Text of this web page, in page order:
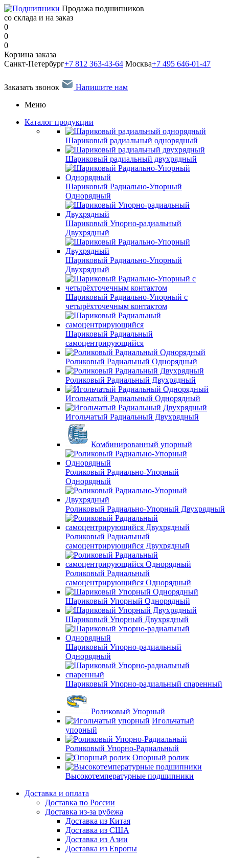
Продажа подшипников
со склада и на заказ
0
0
0
Корзина заказа
Санкт-Петербург+7 812 363-43-64 Москва+7 495 646-01-47
Заказать звонок
Напишите нам
Меню
Каталог продукции
Шариковый радиальный однорядный
Шариковый радиальный двухрядный
Шариковый Радиально-Упорный
Однорядный
Шариковый Упорно-радиальный
Двухрядный
Шариковый Радиально-Упорный
Двухрядный
Шариковый Радиально-Упорный с
четырёхточечным контактом
Шариковый Радиальный
самоцентрирующийся
Роликовый Радиальный Однорядный
Роликовый Радиальный Двухрядный
Игольчатый Радиальный Однорядный
Игольчатый Радиальный Двухрядный
Комбинированный упорный
Роликовый Радиально-Упорный
Однорядный
Роликовый Радиально-Упорный Двухрядный
Роликовый Радиальный
самоцентрирующийся Двухрядный
Роликовый Радиальный
самоцентрирующийся Однорядный
Шариковый Упорный Однорядный
Шариковый Упорный Двухрядный
Шариковый Упорно-радиальный
Однорядный
Шариковый Упорно-радиальный спаренный
Роликовый Упорный
Игольчатый
упорный
Роликовый Упорно-Радиальный
Опорный ролик
Высокотемпературные подшипники
Доставка и оплата
Доставка по России
Доставка из-за рубежа
Доставка из Китая
Доставка из США
Доставка из Азии
Доставка из Европы